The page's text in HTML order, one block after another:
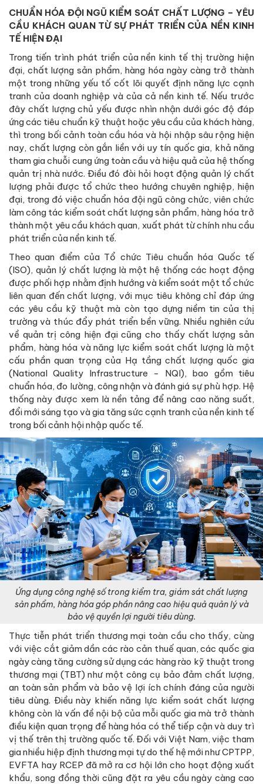
CHUẨN HÓA ĐỘI NGŨ KIỂM SOÁT CHẤT LƯỢNG – YÊU
CẦU KHÁCH QUAN TỪ SỰ PHÁT TRIỂN CỦA NỀN KINH
TẾ HIỆN ĐẠI
Trong tiến trình phát triển của nền kinh tế thị trường hiện
đại, chất lượng sản phẩm, hàng hóa ngày càng trở thành
một trong những yếu tố cốt lõi quyết định năng lực cạnh
tranh của doanh nghiệp và của cả nền kinh tế. Nếu trước
đây chất lượng chủ yếu được nhìn nhận dưới góc độ đáp
ứng các tiêu chuẩn kỹ thuật hoặc yêu cầu của khách hàng,
thì trong bối cảnh toàn cầu hóa và hội nhập sâu rộng hiện
nay, chất lượng còn gắn liền với uy tín quốc gia, khả năng
tham gia chuỗi cung ứng toàn cầu và hiệu quả của hệ thống
quản trị nhà nước. Điều đó đòi hỏi hoạt động quản lý chất
lượng phải được tổ chức theo hướng chuyên nghiệp, hiện
đại, trong đó việc chuẩn hóa đội ngũ công chức, viên chức
làm công tác kiểm soát chất lượng sản phẩm, hàng hóa trở
thành một yêu cầu khách quan, xuất phát từ chính nhu cầu
phát triển của nền kinh tế.
Theo quan điểm của Tổ chức Tiêu chuẩn hóa Quốc tế
(ISO), quản lý chất lượng là một hệ thống các hoạt động
được phối hợp nhằm định hướng và kiểm soát một tổ chức
liên quan đến chất lượng, với mục tiêu không chỉ đáp ứng
các yêu cầu kỹ thuật mà còn tạo dựng niềm tin của thị
trường và thúc đẩy phát triển bền vững. Nhiều nghiên cứu
về quản trị công hiện đại cũng cho thấy chất lượng sản
phẩm, hàng hóa và năng lực kiểm soát chất lượng là một
cấu phần quan trọng của Hạ tầng chất lượng quốc gia
(National Quality Infrastructure - NQI), bao gồm tiêu
chuẩn hóa, đo lường, công nhận và đánh giá sự phù hợp. Hệ
thống này được xem là nền tảng để nâng cao năng suất,
đổi mới sáng tạo và gia tăng sức cạnh tranh của nền kinh tế
trong bối cảnh hội nhập quốc tế.
Ứng dụng công nghệ số trong kiểm tra, giám sát chất lượng
sản phẩm, hàng hóa góp phần nâng cao hiệu quả quản lý và
bảo vệ quyền lợi người tiêu dùng.
Thực tiễn phát triển thương mại toàn cầu cho thấy, cùng
với việc cắt giảm dần các rào cản thuế quan, các quốc gia
ngày càng tăng cường sử dụng các hàng rào kỹ thuật trong
thương mại (TBT) như một công cụ bảo đảm chất lượng,
an toàn sản phẩm và bảo vệ lợi ích chính đáng của người
tiêu dùng. Điều này khiến năng lực kiểm soát chất lượng
không còn là vấn đề nội bộ của mỗi quốc gia mà trở thành
điều kiện quan trọng để hàng hóa có thể tiếp cận và duy trì
vị thế trên thị trường quốc tế. Đối với Việt Nam, việc tham
gia nhiều hiệp định thương mại tự do thế hệ mới như CPTPP,
EVFTA hay RCEP đã mở ra cơ hội lớn cho hoạt động xuất
khẩu, song đồng thời cũng đặt ra yêu cầu ngày càng cao